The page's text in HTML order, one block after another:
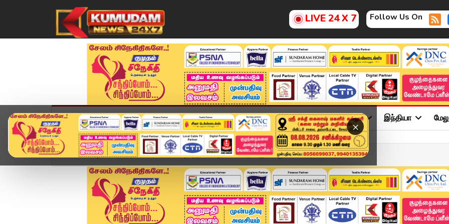
LIVE 24 X 7 Follow Us On
×
முகப்பு விளையாட்டு அண்மை தமிழ்நாடு சினிமா அரசியல் விளையாட்டு இந்தியா
Home வீடியோ ஸ்டோரி கோவையில் நடந்த கொடூரம் வடமாநில இளைஞர் கொ*ல | Ko...